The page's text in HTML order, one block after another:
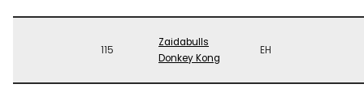
115
Zaidabulls
Donkey Kong
EH